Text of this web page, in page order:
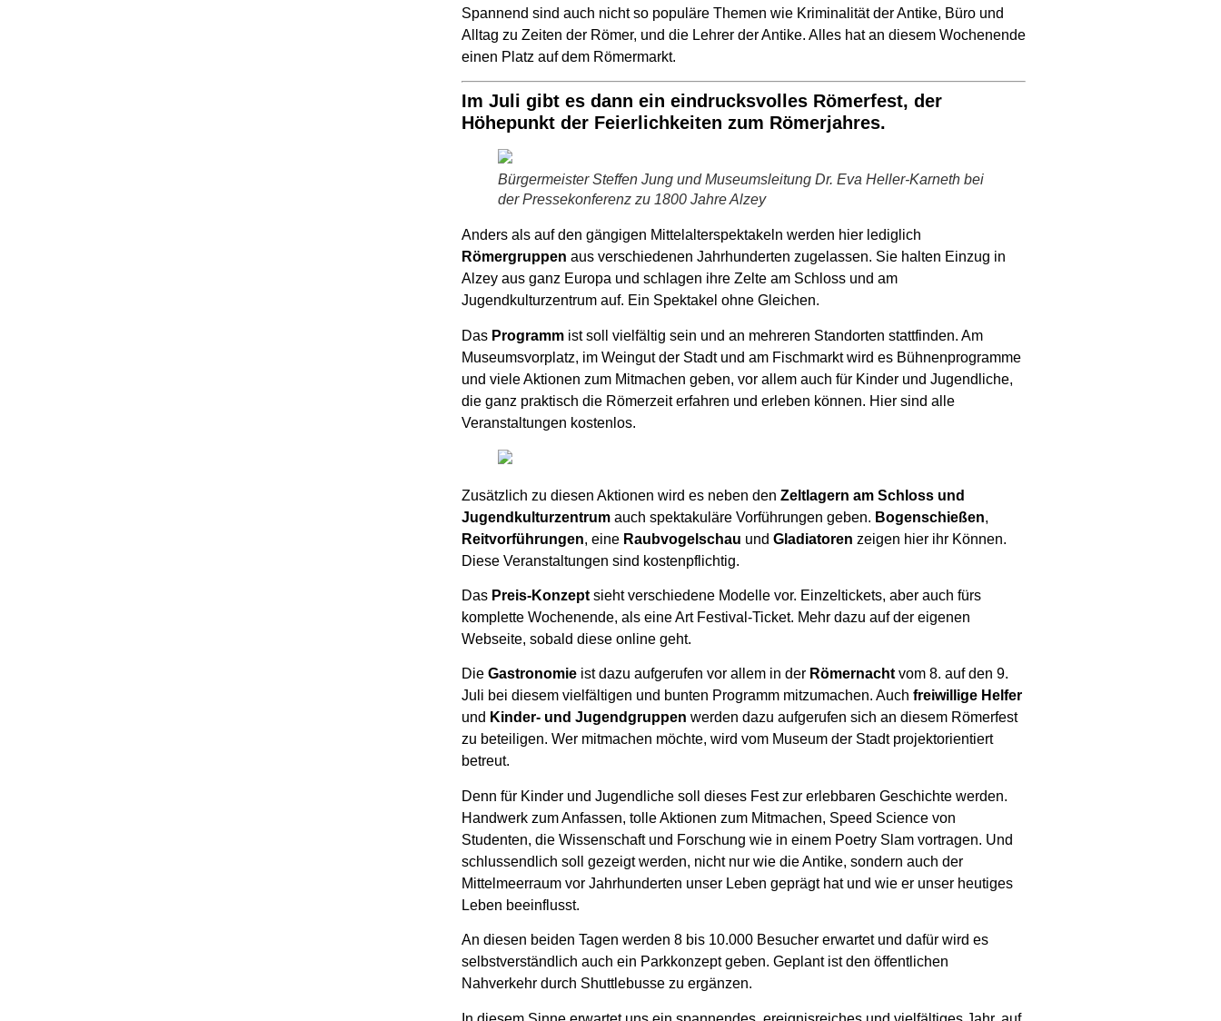
Spannend sind auch nicht so populäre Themen wie Kriminalität der Antike, Büro und
Alltag zu Zeiten der Römer, und die Lehrer der Antike. Alles hat an diesem Wochenende
einen Platz auf dem Römermarkt.
Im Juli gibt es dann ein eindrucksvolles Römerfest, der
Höhepunkt der Feierlichkeiten zum Römerjahres.
Bürgermeister Steffen Jung und Museumsleitung Dr. Eva Heller-Karneth bei
der Pressekonferenz zu 1800 Jahre Alzey
Anders als auf den gängigen Mittelalterspektakeln werden hier lediglich
Römergruppen aus verschiedenen Jahrhunderten zugelassen. Sie halten Einzug in
Alzey aus ganz Europa und schlagen ihre Zelte am Schloss und am
Jugendkulturzentrum auf. Ein Spektakel ohne Gleichen.
Das Programmist soll vielfältig sein und an mehreren Standorten stattfinden. Am
Museumsvorplatz, im Weingut der Stadt und am Fischmarkt wird es Bühnenprogramme
und viele Aktionen zum Mitmachen geben, vor allem auch für Kinder und Jugendliche,
die ganz praktisch die Römerzeit erfahren und erleben können. Hier sind alle
Veranstaltungen kostenlos.
Zusätzlich zu diesen Aktionen wird es neben den Zeltlagern am Schloss und
Jugendkulturzentrumauch spektakuläre Vorführungen geben. Bogenschießen,
Reitvorführungen, eine Raubvogelschau und Gladiatoren zeigen hier ihr Können.
Diese Veranstaltungen sind kostenpflichtig.
Das Preis-Konzeptsieht verschiedene Modelle vor. Einzeltickets, aber auch fürs
komplette Wochenende, als eine Art Festival-Ticket. Mehr dazu auf der eigenen
Webseite, sobald diese online geht.
Die Gastronomieist dazu aufgerufen vor allem in der Römernachtvom 8. auf den 9.
Juli bei diesem vielfältigen und bunten Programm mitzumachen. Auch freiwillige Helfer
und Kinder- und Jugendgruppen werden dazu aufgerufen sich an diesem Römerfest
zu beteiligen. Wer mitmachen möchte, wird vom Museum der Stadt projektorientiert
betreut.
Denn für Kinder und Jugendliche soll dieses Fest zur erlebbaren Geschichte werden.
Handwerk zum Anfassen, tolle Aktionen zum Mitmachen, Speed Science von
Studenten, die Wissenschaft und Forschung wie in einem Poetry Slam vortragen. Und
schlussendlich soll gezeigt werden, nicht nur wie die Antike, sondern auch der
Mittelmeerraum vor Jahrhunderten unser Leben geprägt hat und wie er unser heutiges
Leben beeinflusst.
An diesen beiden Tagen werden 8 bis 10.000 Besucher erwartet und dafür wird es
selbstverständlich auch ein Parkkonzept geben. Geplant ist den öffentlichen
Nahverkehr durch Shuttlebusse zu ergänzen.